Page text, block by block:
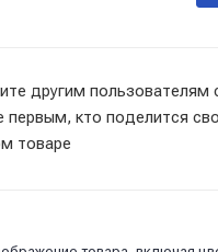
другим пользователям
первым, кто поделится
товаре